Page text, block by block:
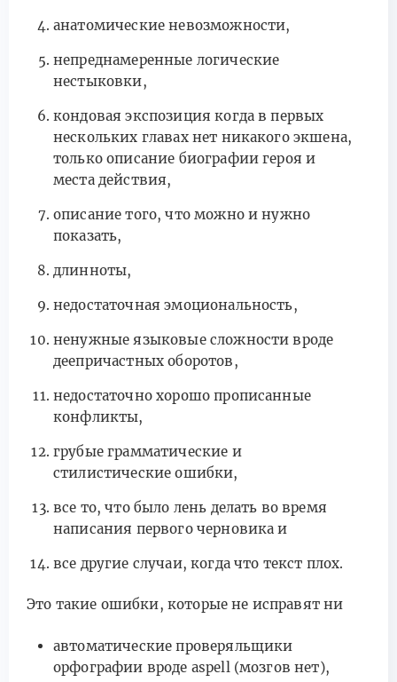
анатомические невозможности,
непреднамеренные логические
нестыковки,
кондовая экспозиция когда в первых
нескольких главах нет никакого экшена,
только описание биографии героя и
места действия,
описание того, что можно и нужно
показать,
длинноты,
недостаточная эмоциональность,
ненужные языковые сложности вроде
деепричастных оборотов,
недостаточно хорошо прописанные
конфликты,
грубые грамматические и
стилистические ошибки,
все то, что было лень делать во время
написания первого черновика и
все другие случаи, когда что текст плох.
Это такие ошибки, которые не исправят ни
автоматические проверяльщики
орфографии вроде aspell (мозгов нет),